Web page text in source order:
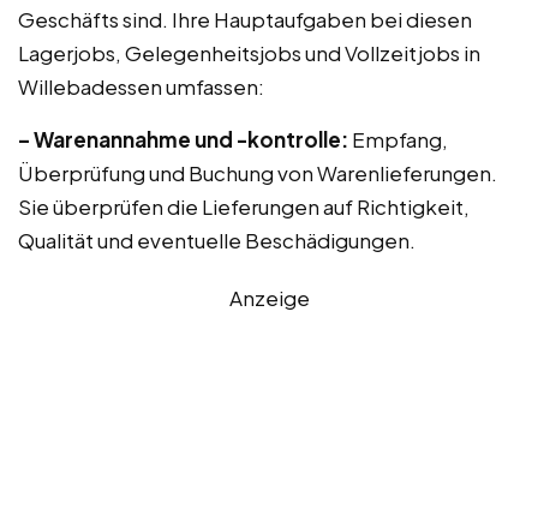
Geschäfts sind. Ihre Hauptaufgaben bei diesen
Lagerjobs, Gelegenheitsjobs und Vollzeitjobs in
Willebadessen umfassen:
– Warenannahme und -kontrolle: Empfang,
Überprüfung und Buchung von Warenlieferungen.
Sie überprüfen die Lieferungen auf Richtigkeit,
Qualität und eventuelle Beschädigungen.
Anzeige